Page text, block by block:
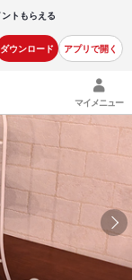
トもらえる
ダウンロード アプリで開く
マイメニュー